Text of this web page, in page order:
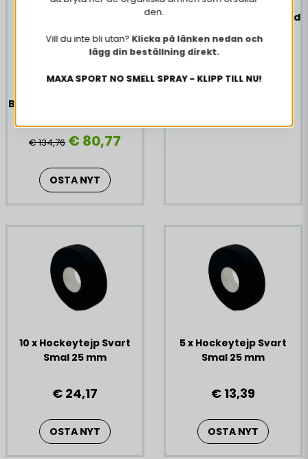
the market. The tape has good adhesive and therefore
Bred 36 mm + Valfritt flak
€ 134,76 € 80,77
OSTA NYT
5 x Hockeytejp Svart Bred
36 mm
10 x Hockeytejp Svart
Smal 25 mm
€ 24,17
OSTA NYT
5 x Hockeytejp Svart
Smal 25 mm
€ 13,39
OSTA NYT
den.
Vill du inte bli utan? Klicka på länken nedan och
lägg din beställning direkt.
MAXA SPORT NO SMELL SPRAY - KLIPP TILL NU!